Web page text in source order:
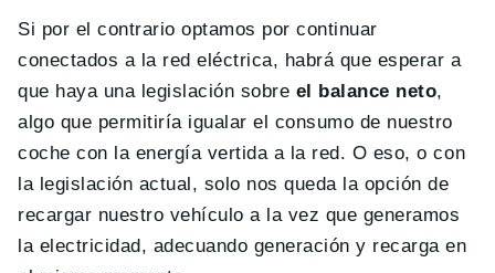
Si por el contrario optamos por continuar
conectados a la red eléctrica, habrá que esperar a
que haya una legislación sobre el balance neto,
algo que permitiría igualar el consumo de nuestro
coche con la energía vertida a la red. O eso, o con
la legislación actual, solo nos queda la opción de
recargar nuestro vehículo a la vez que generamos
la electricidad, adecuando generación y recarga en